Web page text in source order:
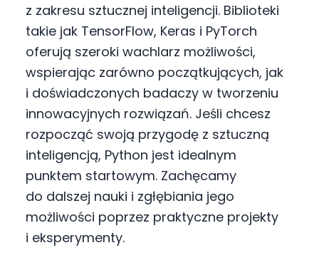
z zakresu sztucznej inteligencji. Biblioteki
takie jak TensorFlow, Keras i PyTorch
oferują szeroki wachlarz możliwości,
wspierając zarówno początkujących, jak
i doświadczonych badaczy w tworzeniu
innowacyjnych rozwiązań. Jeśli chcesz
rozpocząć swoją przygodę z sztuczną
inteligencją, Python jest idealnym
punktem startowym. Zachęcamy
do dalszej nauki i zgłębiania jego
możliwości poprzez praktyczne projekty
i eksperymenty.